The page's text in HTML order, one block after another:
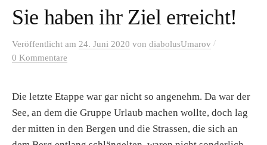
Sie haben ihr Ziel erreicht!
Veröffentlicht am 24. Juni 2020 von diabolusUmarov /
0 Kommentare
Die letzte Etappe war gar nicht so angenehm. Da war der
See, an dem die Gruppe Urlaub machen wollte, doch lag
der mitten in den Bergen und die Strassen, die sich an